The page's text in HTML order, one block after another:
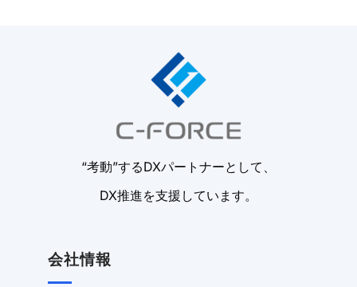
“考動”するDXパートナーとして、
DX推進を支援しています。
会社情報